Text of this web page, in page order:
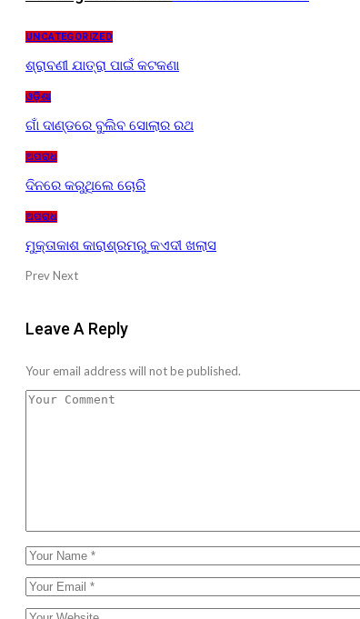
UNCATEGORIZED
ଶ୍ରାବଣୀ ଯାତ୍ରା ପାଇଁ କଟକଣା
ଓଡ଼ିଶା
ଗାଁ ଦାଣ୍ଡରେ ବୁଲିବ ସୋଲାର ରଥ
ଅପରାଧ
ଦିନରେ କରୁଥିଲେ ଚୋରି
ଅପରାଧ
ମୁକ୍ତାକାଶ କାରାଶ୍ରମରୁ କଏଦୀ ଖଲାସ
PrevNext
Leave A Reply
Your email address will not be published.